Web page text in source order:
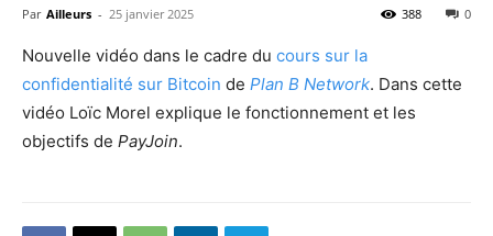
Par Ailleurs - 25 janvier 2025 0
388
Nouvelle vidéo dans le cadre du cours sur la
confidentialité sur Bitcoin de Plan B Network. Dans cette
vidéo Loïc Morel explique le fonctionnement et les
objectifs de PayJoin.